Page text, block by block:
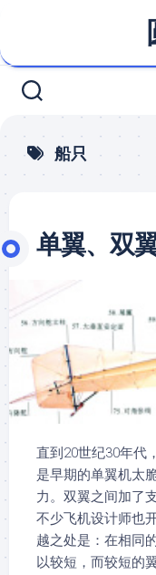
content
船只
单翼、双
直到20世纪30年代
是早期的单翼机太
力。双翼之间加了
不少飞机设计师也
越之处是：在相同
以较短，而较短的